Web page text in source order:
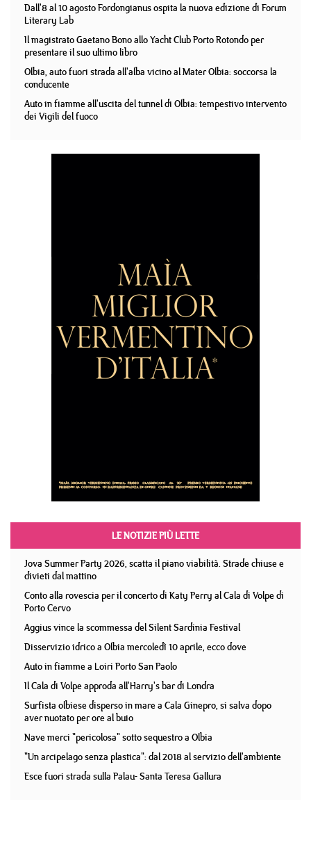
Dall'8 al 10 agosto Fordongianus ospita la nuova edizione di Forum
Literary Lab
Il magistrato Gaetano Bono allo Yacht Club Porto Rotondo per
presentare il suo ultimo libro
Olbia, auto fuori strada all'alba vicino al Mater Olbia: soccorsa la
conducente
Auto in fiamme all'uscita del tunnel di Olbia: tempestivo intervento
dei Vigili del fuoco
LE NOTIZIE PIÙ LETTE
Jova Summer Party 2026, scatta il piano viabilità. Strade chiuse e
divieti dal mattino
Conto alla rovescia per il concerto di Katy Perry al Cala di Volpe di
Porto Cervo
Aggius vince la scommessa del Silent Sardinia Festival
Disservizio idrico a Olbia mercoledì 10 aprile, ecco dove
Auto in fiamme a Loiri Porto San Paolo
Il Cala di Volpe approda all'Harry's bar di Londra
Surfista olbiese disperso in mare a Cala Ginepro, si salva dopo
aver nuotato per ore al buio
Nave merci "pericolosa" sotto sequestro a Olbia
"Un arcipelago senza plastica": dal 2018 al servizio dell'ambiente
Esce fuori strada sulla Palau- Santa Teresa Gallura